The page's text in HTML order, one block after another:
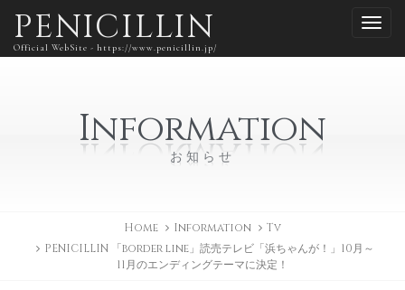
PENICILLIN
Official WebSite - https://www.penicillin.jp/
Information
お知らせ
Home Information
Tv
PENICILLIN 「border line」読売テレビ「浜ちゃんが！」10月～
11月のエンディングテーマに決定！